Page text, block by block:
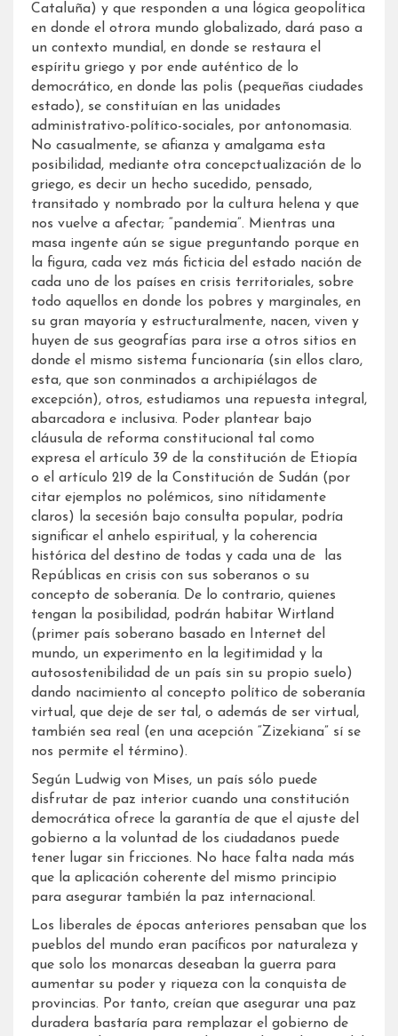
Cataluña) y que responden a una lógica geopolítica
en donde el otrora mundo globalizado, dará paso a
un contexto mundial, en donde se restaura el
espíritu griego y por ende auténtico de lo
democrático, en donde las polis (pequeñas ciudades
estado), se constituían en las unidades
administrativo-político-sociales, por antonomasia.
No casualmente, se afianza y amalgama esta
posibilidad, mediante otra concepctualización de lo
griego, es decir un hecho sucedido, pensado,
transitado y nombrado por la cultura helena y que
nos vuelve a afectar; “pandemia”. Mientras una
masa ingente aún se sigue preguntando porque en
la figura, cada vez más ficticia del estado nación de
cada uno de los países en crisis territoriales, sobre
todo aquellos en donde los pobres y marginales, en
su gran mayoría y estructuralmente, nacen, viven y
huyen de sus geografías para irse a otros sitios en
donde el mismo sistema funcionaría (sin ellos claro,
esta, que son conminados a archipiélagos de
excepción), otros, estudiamos una repuesta integral,
abarcadora e inclusiva. Poder plantear bajo
cláusula de reforma constitucional tal como
expresa el artículo 39 de la constitución de Etiopía
o el artículo 219 de la Constitución de Sudán (por
citar ejemplos no polémicos, sino nítidamente
claros) la secesión bajo consulta popular, podría
significar el anhelo espiritual, y la coherencia
histórica del destino de todas y cada una de las
Repúblicas en crisis con sus soberanos o su
concepto de soberanía. De lo contrario, quienes
tengan la posibilidad, podrán habitar Wirtland
(primer país soberano basado en Internet del
mundo, un experimento en la legitimidad y la
autosostenibilidad de un país sin su propio suelo)
dando nacimiento al concepto político de soberanía
virtual, que deje de ser tal, o además de ser virtual,
también sea real (en una acepción “Zizekiana” sí se
nos permite el término).
Según Ludwig von Mises, un país sólo puede
disfrutar de paz interior cuando una constitución
democrática ofrece la garantía de que el ajuste del
gobierno a la voluntad de los ciudadanos puede
tener lugar sin fricciones. No hace falta nada más
que la aplicación coherente del mismo principio
para asegurar también la paz internacional.
Los liberales de épocas anteriores pensaban que los
pueblos del mundo eran pacíficos por naturaleza y
que solo los monarcas deseaban la guerra para
aumentar su poder y riqueza con la conquista de
provincias. Por tanto, creían que asegurar una paz
duradera bastaría para remplazar el gobierno de